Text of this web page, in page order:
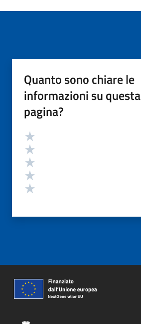
Quanto sono chiare le
informazioni su questa
pagina?
Valutazione